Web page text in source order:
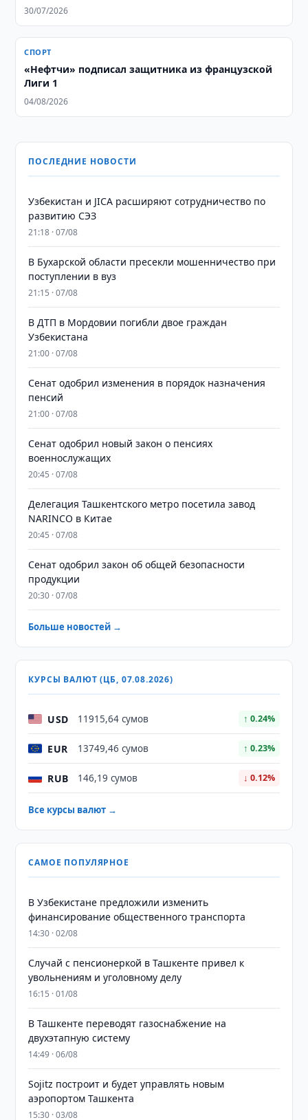
30/07/2026
СПОРТ
«Нефтчи» подписал защитника из французской
Лиги 1
04/08/2026
ПОСЛЕДНИЕ НОВОСТИ
Узбекистан и JICA расширяют сотрудничество по
развитию СЭЗ
21:18 · 07/08
В Бухарской области пресекли мошенничество при
поступлении в вуз
21:15 · 07/08
В ДТП в Мордовии погибли двое граждан
Узбекистана
21:00 · 07/08
Сенат одобрил изменения в порядок назначения
пенсий
21:00 · 07/08
Сенат одобрил новый закон о пенсиях
военнослужащих
20:45 · 07/08
Делегация Ташкентского метро посетила завод
NARINCO в Китае
20:45 · 07/08
Сенат одобрил закон об общей безопасности
продукции
20:30 · 07/08
Больше новостей →
КУРСЫ ВАЛЮТ (ЦБ, 07.08.2026)
USD 11915,64 сумов ↑ 0.24%
EUR 13749,46 сумов ↑ 0.23%
RUB 146,19 сумов ↓ 0.12%
Все курсы валют →
САМОЕ ПОПУЛЯРНОЕ
В Узбекистане предложили изменить
финансирование общественного транспорта
14:30 · 02/08
Случай с пенсионеркой в Ташкенте привел к
увольнениям и уголовному делу
16:15 · 01/08
В Ташкенте переводят газоснабжение на
двухэтапную систему
14:49 · 06/08
Sojitz построит и будет управлять новым
аэропортом Ташкента
15:30 · 03/08